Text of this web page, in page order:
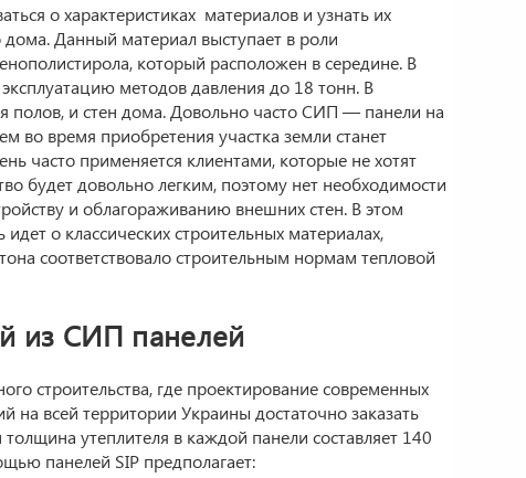
о характеристиках материалов и узнать их
Данный материал выступает в роли
который расположен в середине. В
методов давления до 18 тонн. В
полов, и стен дома. Довольно часто СИП — панели на
время приобретения участка земли станет
часто применяется клиентами, которые не хотят
будет довольно легким, поэтому нет необходимости
и облагораживанию внешних стен. В этом
о классических строительных материалах,
соответствовало строительным нормам тепловой
из СИП панелей
строительства, где проектирование современных
на всей территории Украины достаточно заказать
утеплителя в каждой панели составляет 140
панелей SIP предполагает: